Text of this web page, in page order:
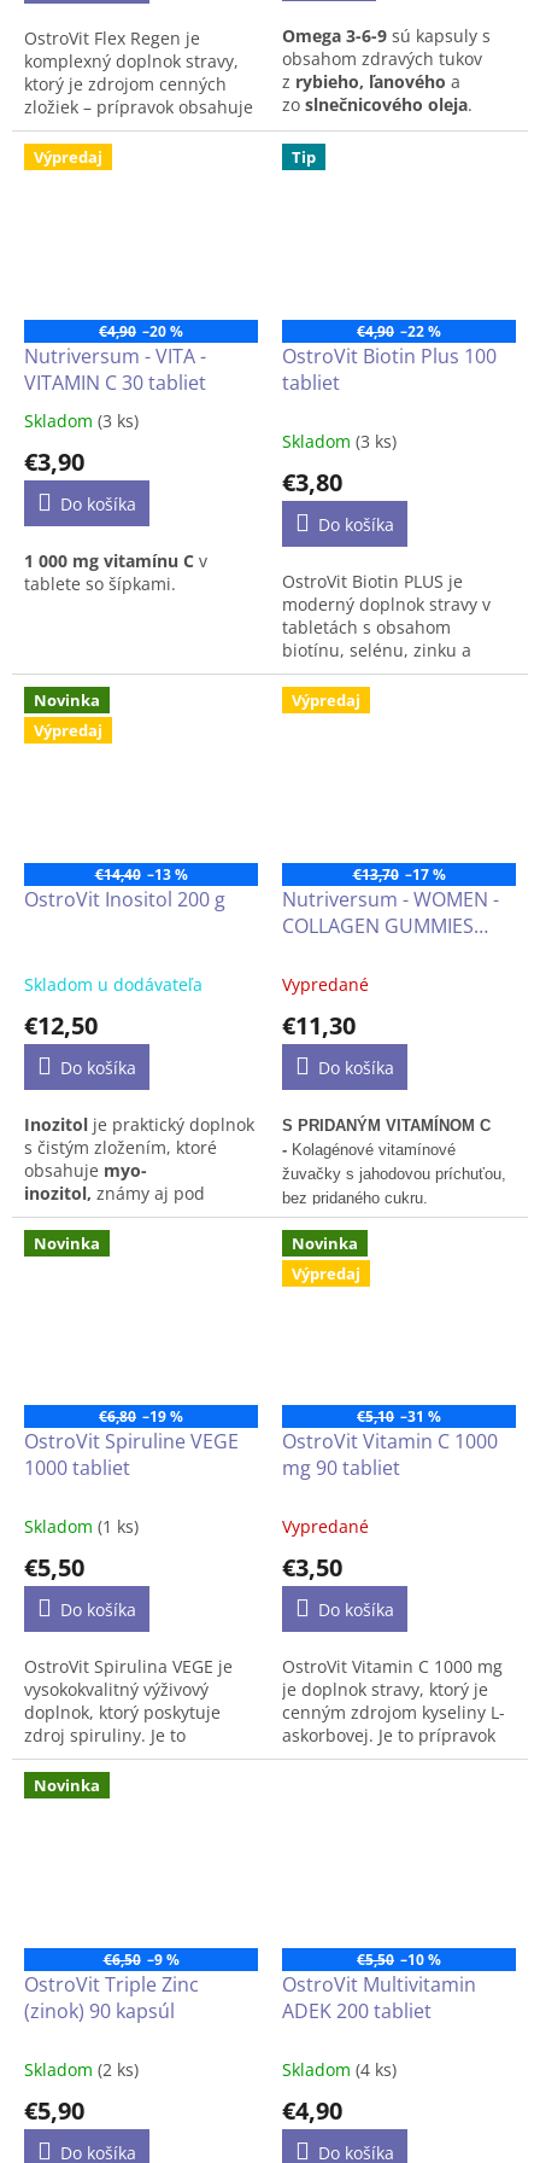
napríklad B2, slúžia na
podporu funkciii svalov, ako
aj na energetický
metabolizmus.
OstroVit Flex Regen je
komplexný doplnok stravy,
ktorý je zdrojom cenných
zložiek – prípravok obsahuje
kolagén, glukozamín, vápnik
a vitamín C. Je to produkt s
jedinečnou chuťou
Príchuť: broskyňa-hruška
Omega 3-6-9 sú kapsuly s
obsahom zdravých tukov
z rybieho, ľanového a
zo slnečnicového oleja.
Vďakatomu sú zdrojom
dôležitých
9 mastných kyselín, ktoré
oxidáciou.
Výpredaj
€4,90 –20 %
Nutriversum - VITA -
VITAMIN C 30 tabliet
Priemerné
produktu
5,0
5
hviezdičiek.
Skladom (3 ks)
€3,90
Do košíka
1 000 mg vitamínu C v
tablete so šípkami.
Tip
€4,90 –22 %
OstroVit Biotin Plus 100
tabliet
Skladom (3 ks)
€3,80
Do košíka
OstroVit Biotin PLUS je
moderný doplnok stravy v
tabletách s obsahom
biotínu, selénu, zinku a
kyseliny listovej.
OstroVit Biotin PLUS je
pokožku a zdravé nechty.
Novinka
Výpredaj
€14,40 –13 %
OstroVit Inositol 200 g
Skladom u dodávateľa
€12,50
Do košíka
Inozitol je praktický doplnok
s čistým zložením, ktoré
obsahuje myo-
inozitol, známy aj pod
názvom vitamín B8. Na
rozdiel od väčšiny iných
vitamínov sa prirodzene
svoju hormonálnu
rovnováhu.
ktoré je na obrázku
Výpredaj
€13,70 –17 %
Nutriversum - WOMEN -
COLLAGEN GUMMIES
medvedíky) s jahodovou
60ks
Vypredané
€11,30
Do košíka
S PRIDANÝM VITAMÍNOM C
- Kolagénové vitamínové
žuvačky s jahodovou príchuťou,
bez pridaného cukru.
Novinka
€6,80 –19 %
OstroVit Spiruline VEGE
1000 tabliet
Skladom (1 ks)
€5,50
Do košíka
OstroVit Spirulina VEGE je
vysokokvalitný výživový
doplnok, ktorý poskytuje
zdroj spiruliny. Je to
vegánska príprava dostupná
vo forme ľahko
prehĺtateľných tabliet. Je to
Novinka
Výpredaj
€5,10 –31 %
OstroVit Vitamin C 1000
mg 90 tabliet
Vypredané
€3,50
Do košíka
OstroVit Vitamin C 1000 mg
je doplnok stravy, ktorý je
cenným zdrojom kyseliny L-
askorbovej. Je to prípravok
dostupný vo forme ľahko
Novinka
€6,50 –9 %
OstroVit Triple Zinc
(zinok) 90 kapsúl
Skladom (2 ks)
€5,90
Do košíka
€5,50 –10 %
OstroVit Multivitamin
ADEK 200 tabliet
Skladom (4 ks)
€4,90
Do košíka